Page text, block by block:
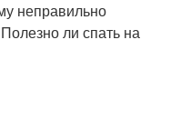
неправильно
ли спать на